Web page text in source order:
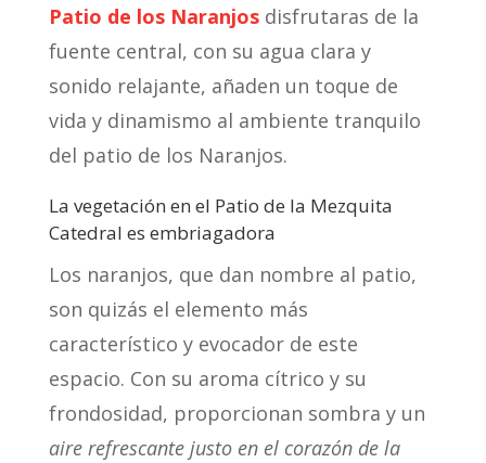
Patio de los Naranjosdisfrutaras de la
fuente central, con su agua clara y
sonido relajante, añaden un toque de
vida y dinamismo al ambiente tranquilo
del patio de los Naranjos.
La vegetación en el Patio de la Mezquita
Catedral es embriagadora
Los naranjos, que dan nombre al patio,
son quizás el elemento más
característico y evocador de este
espacio. Con su aroma cítrico y su
frondosidad, proporcionan sombra y un
aire refrescante justo en el corazón de la